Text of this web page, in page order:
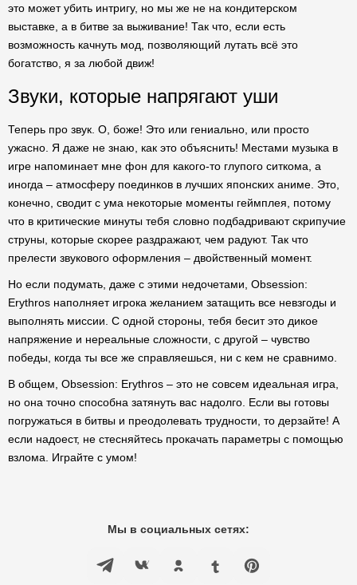
это может убить интригу, но мы же не на кондитерском
выставке, а в битве за выживание! Так что, если есть
возможность качнуть мод, позволяющий лутать всё это
богатство, я за любой движ!
Звуки, которые напрягают уши
Теперь про звук. О, боже! Это или гениально, или просто
ужасно. Я даже не знаю, как это объяснить! Местами музыка в
игре напоминает мне фон для какого-то глупого ситкома, а
иногда – атмосферу поединков в лучших японских аниме. Это,
конечно, сводит с ума некоторые моменты геймплея, потому
что в критические минуты тебя словно подбадривают скрипучие
струны, которые скорее раздражают, чем радуют. Так что
прелести звукового оформления – двойственный момент.
Но если подумать, даже с этими недочетами, Obsession:
Erythros наполняет игрока желанием затащить все невзгоды и
выполнять миссии. С одной стороны, тебя бесит это дикое
напряжение и нереальные сложности, с другой – чувство
победы, когда ты все же справляешься, ни с кем не сравнимо.
В общем, Obsession: Erythros – это не совсем идеальная игра,
но она точно способна затянуть вас надолго. Если вы готовы
погружаться в битвы и преодолевать трудности, то дерзайте! А
если надоест, не стесняйтесь прокачать параметры с помощью
взлома. Играйте с умом!
Мы в социальных сетях: